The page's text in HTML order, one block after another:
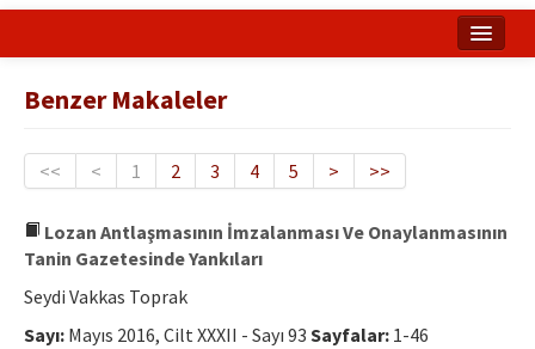
Yayın Politikası
Yayın İlkeleri
Etik İlkeler
Benzer Makaleler
<< < 1 2 3 4 5 > >>
Lozan Antlaşmasının İmzalanması Ve Onaylanmasının
Tanin Gazetesinde Yankıları
Seydi Vakkas Toprak
Sayı: Mayıs 2016, Cilt XXXII - Sayı 93 Sayfalar: 1-46